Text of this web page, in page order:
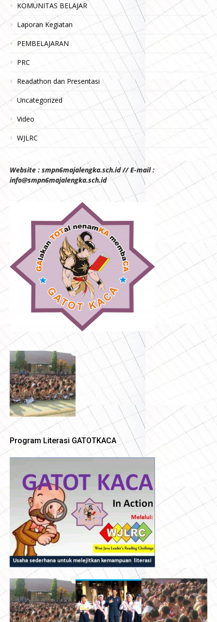
KOMUNITAS BELAJAR
Laporan Kegiatan
PEMBELAJARAN
PRC
Readathon dan Presentasi
Uncategorized
Video
WJLRC
Website : smpn6majalengka.sch.id // E-mail :
info@smpn6majalengka.sch.id
Program Literasi GATOTKACA